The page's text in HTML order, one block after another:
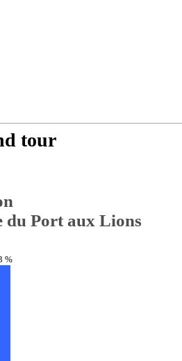
tour
du Port aux Lions
%